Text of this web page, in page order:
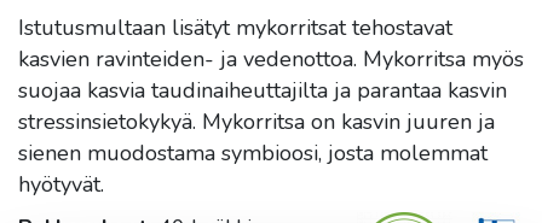
Istutusmultaan lisätyt mykorritsat tehostavat
kasvien ravinteiden- ja vedenottoa. Mykorritsa myös
suojaa kasvia taudinaiheuttajilta ja parantaa kasvin
stressinsietokykyä. Mykorritsa on kasvin juuren ja
sienen muodostama symbioosi, josta molemmat
hyötyvät.